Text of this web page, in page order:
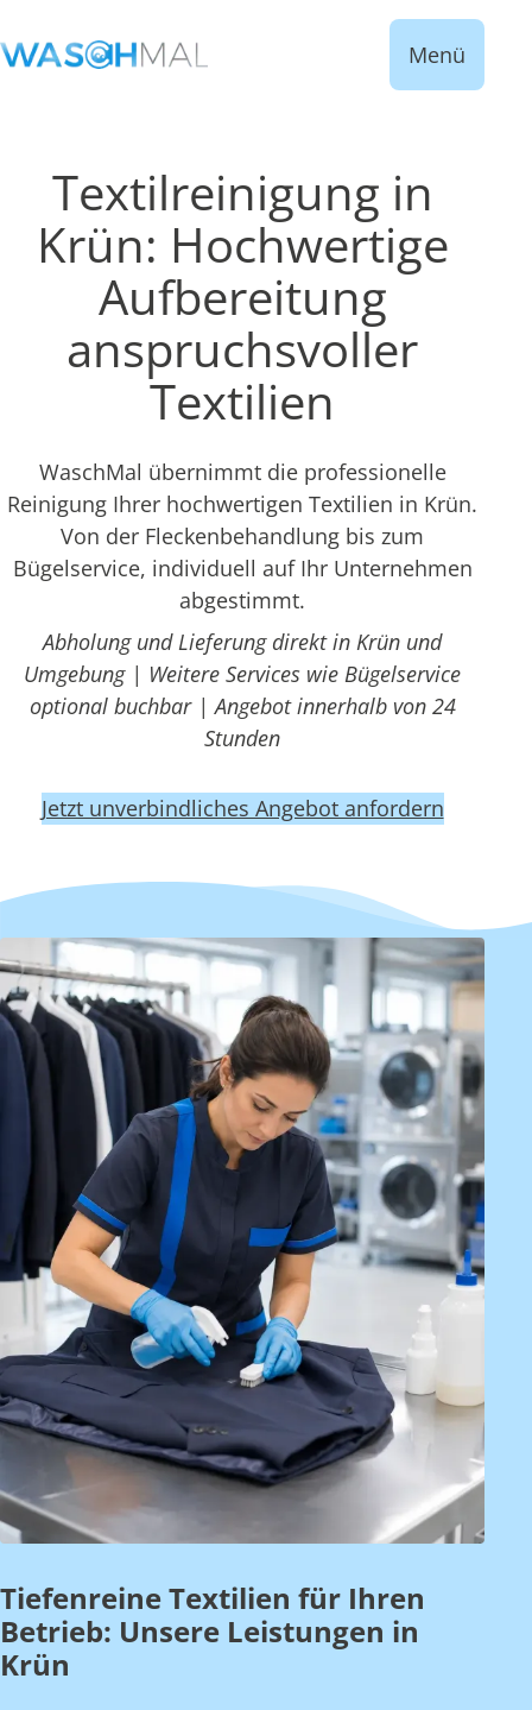
Menü
Textilreinigung in
Krün: Hochwertige
Aufbereitung
anspruchsvoller
Textilien
WaschMal übernimmt die professionelle
Reinigung Ihrer hochwertigen Textilien in Krün.
Von der Fleckenbehandlung bis zum
Bügelservice, individuell auf Ihr Unternehmen
abgestimmt.
Abholung und Lieferung direkt in Krün und
Umgebung | Weitere Services wie Bügelservice
optional buchbar | Angebot innerhalb von 24
Stunden
Jetzt unverbindliches Angebot anfordern
Tiefenreine Textilien für Ihren
Betrieb: Unsere Leistungen in
Krün